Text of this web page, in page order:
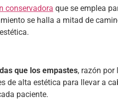
conservadora que se emplea
se halla a mitad de
que los empastes, razón por
de alta estética para llevar a
paciente.